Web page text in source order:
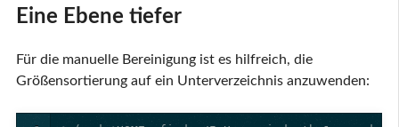
Eine Ebene tiefer
Für die manuelle Bereinigung ist es hilfreich, die
Größensortierung auf ein Unterverzeichnis anzuwenden: